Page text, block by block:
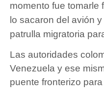
momento fue tomarle
lo sacaron del avión
patrulla migratoria
Las autoridades
Venezuela y ese
puente fronterizo